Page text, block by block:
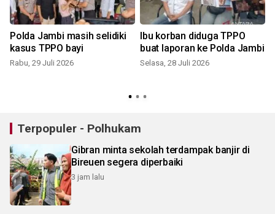
Polda Jambi masih selidiki
kasus TPPO bayi
Rabu, 29 Juli 2026
Ibu korban diduga TPPO
buat laporan ke Polda Jambi
Selasa, 28 Juli 2026
Terpopuler - Polhukam
Gibran minta sekolah terdampak banjir di
Bireuen segera diperbaiki
3 jam lalu